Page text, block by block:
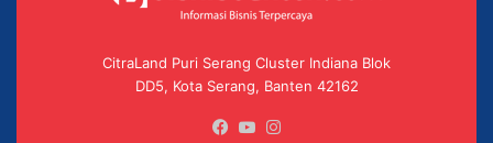
CitraLand Puri Serang Cluster Indiana Blok
DD5, Kota Serang, Banten 42162
Facebook
YouTube